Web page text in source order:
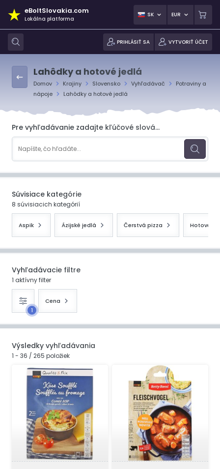
eBoltSlovakia.com
Lokálna platforma
SK EUR
PRIHLÁSIŤ SA VYTVORIŤ ÚČET
Lahôdky a hotové jedlá
Domov Krajiny Slovensko Vyhľadávač
Potraviny a
nápoje
Lahôdky a hotové jedlá
Pre vyhľadávanie zadajte kľúčové slová...
Súvisiace kategórie
8 súvisiacich kategórií
Aspik Ázijské jedlá Čerstvá pizza Hotové
Vyhľadávacie filtre
1 aktívny filter
1
Cena
Výsledky vyhľadávania
1 - 36 / 265 položiek